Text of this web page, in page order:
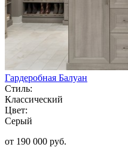
Гардеробная Балуан
Стиль:
Классический
Цвет:
Серый
от 190 000 руб.